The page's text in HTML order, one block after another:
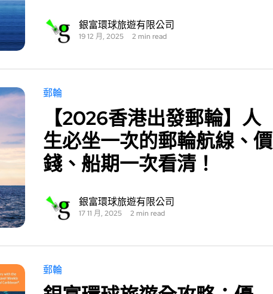
銀富環球旅遊有限公司
19 12 月, 2025 2 min read
郵輪
【2026香港出發郵輪】人
生必坐一次的郵輪航線、價
錢、船期一次看清！
銀富環球旅遊有限公司
17 11 月, 2025 2 min read
郵輪